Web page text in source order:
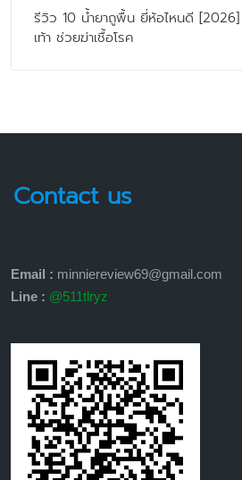
รีวิว 10 น้ำยาถูพื้น ยี่ห้อไหนดี
เท้า ช่วยฆ่าเชื้อโรค
Contact us
Email : minniereview69@gmail.com
Line : @511tlryz